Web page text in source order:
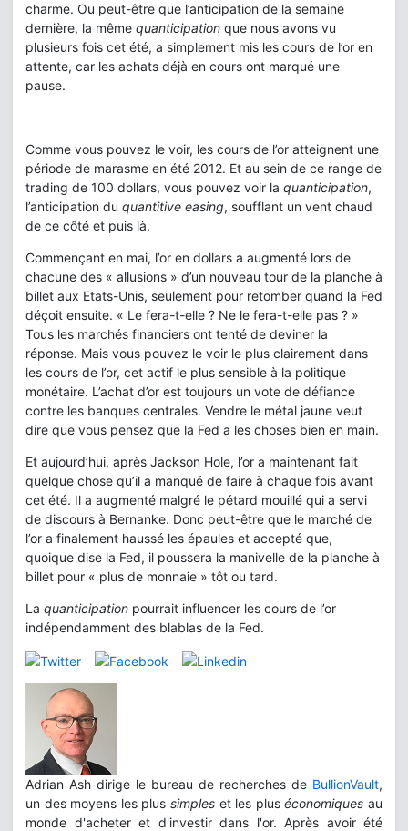
charme. Ou peut-être que l’anticipation de la semaine
dernière, la même quanticipation que nous avons vu
plusieurs fois cet été, a simplement mis les cours de l’or en
attente, car les achats déjà en cours ont marqué une
pause.
Comme vous pouvez le voir, les cours de l’or atteignent une
période de marasme en été 2012. Et au sein de ce range de
trading de 100 dollars, vous pouvez voir la quanticipation,
l’anticipation du quantitive easing, soufflant un vent chaud
de ce côté et puis là.
Commençant en mai, l’or en dollars a augmenté lors de
chacune des « allusions » d’un nouveau tour de la planche à
billet aux Etats-Unis, seulement pour retomber quand la Fed
déçoit ensuite. « Le fera-t-elle ? Ne le fera-t-elle pas ? »
Tous les marchés financiers ont tenté de deviner la
réponse. Mais vous pouvez le voir le plus clairement dans
les cours de l’or, cet actif le plus sensible à la politique
monétaire. L’achat d’or est toujours un vote de défiance
contre les banques centrales. Vendre le métal jaune veut
dire que vous pensez que la Fed a les choses bien en main.
Et aujourd’hui, après Jackson Hole, l’or a maintenant fait
quelque chose qu’il a manqué de faire à chaque fois avant
cet été. Il a augmenté malgré le pétard mouillé qui a servi
de discours à Bernanke. Donc peut-être que le marché de
l’or a finalement haussé les épaules et accepté que,
quoique dise la Fed, il poussera la manivelle de la planche à
billet pour « plus de monnaie » tôt ou tard.
La quanticipation pourrait influencer les cours de l’or
indépendamment des blablas de la Fed.
Adrian Ash dirige le bureau de recherches de BullionVault,
un des moyens les plus simples et les pluséconomiquesau
monde d'acheter et d'investir dans l'or. Après avoir été